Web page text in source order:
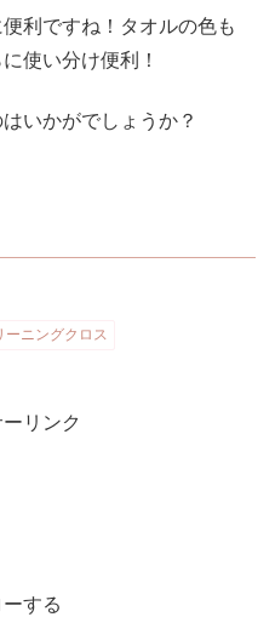
利ですね！タオルの色も
使い分け便利！
いかがでしょうか？
ーニングクロス
リンク
する